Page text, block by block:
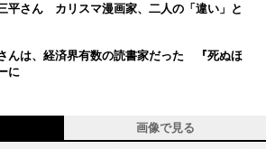
平さん カリスマ漫画家、二人の「違い」と
んは、経済界有数の読書家だった 『死ぬほ
に
画像で見る